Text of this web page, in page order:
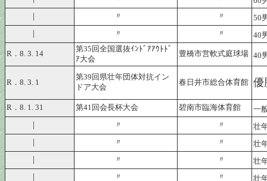
〃 〃
50
〃 〃 40
R．8. 3. 14
第35回全国選抜ｲﾝﾄﾞｱｱｳﾄﾄﾞ
ｱ大会
豊橋市営軟式庭球場 40
R．8. 3. 1
第39回県壮年団体対抗イン
ドア大会
春日井市総合体育館 優
R．8. 1. 31 第41回会長杯大会 碧南市臨海体育館
一
〃 〃
壮
〃 〃
壮
〃 〃
壮
〃 〃
壮